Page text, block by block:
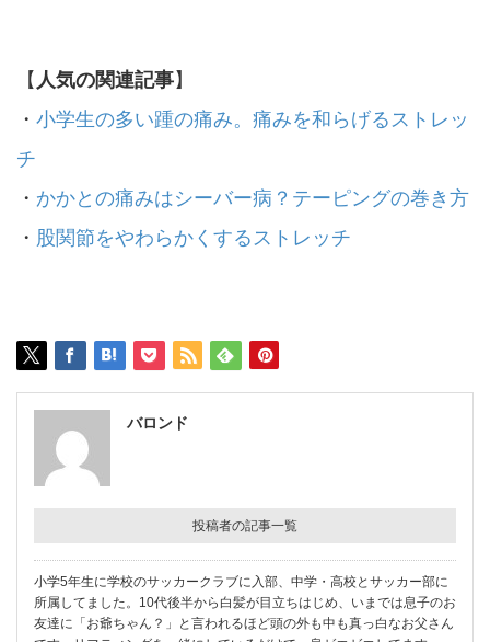
【 人気の関連記事】
・ 小学生の多い踵の痛み。痛みを和らげるストレッ
チ
・ かかとの痛みはシーバー病？テーピングの巻き方
・ 股関節をやわらかくするストレッチ
バロンド
投稿者の記事一覧
小学5年生に学校のサッカークラブに入部、中学・高校とサッカー部に
所属してました。10代後半から白髪が目立ちはじめ、いまでは息子のお
友達に「お爺ちゃん？」と言われるほど頭の外も中も真っ白なお父さん